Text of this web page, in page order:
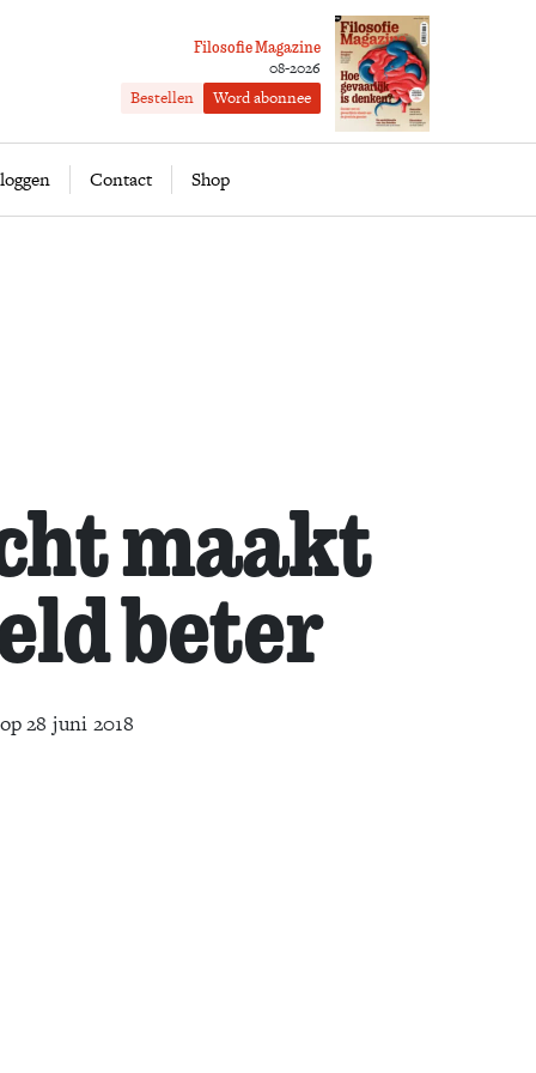
Filosofie Magazine
08-2026
Bestellen Word abonnee
Contact Shop
Word abonnee
maakt
beter
28 juni 2018